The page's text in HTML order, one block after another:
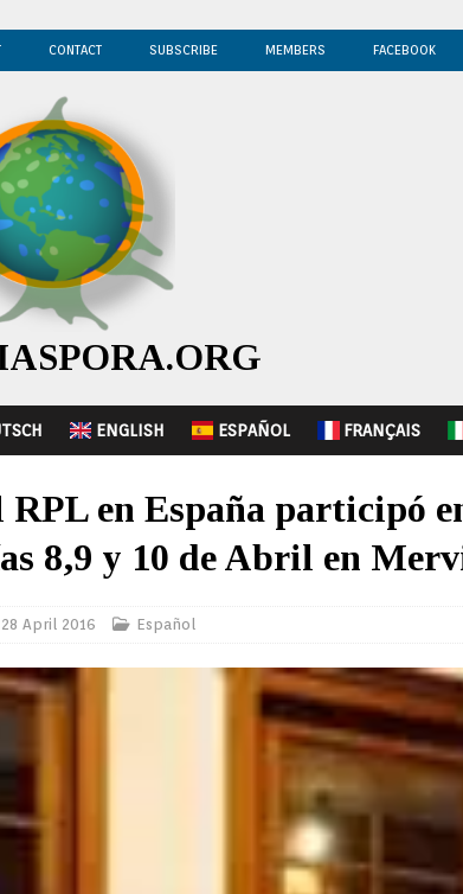
CONTACT SUBSCRIBE MEMBERS FACEBOOK
ENGLISH ESPAÑOL FRANÇAIS
RPL en España participó
8,9 y 10 de Abril en
28 April 2016 Español